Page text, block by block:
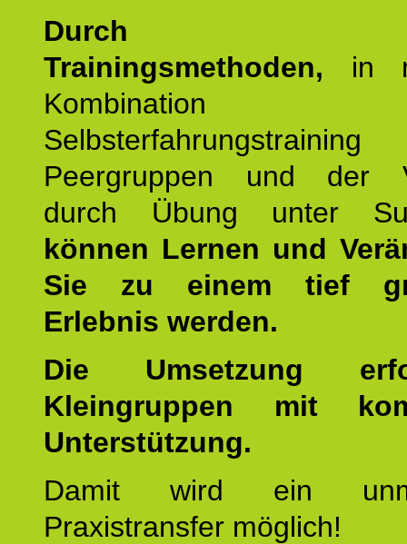
Durch
Trainingsmethoden, in
Peergruppen und der
durch Übung unter
können Lernen und
Sie zu einem tief
Erlebnis werden.
Die Umsetzung
Kleingruppen mit
Unterstützung.
Damit wird ein
Praxistransfer möglich!